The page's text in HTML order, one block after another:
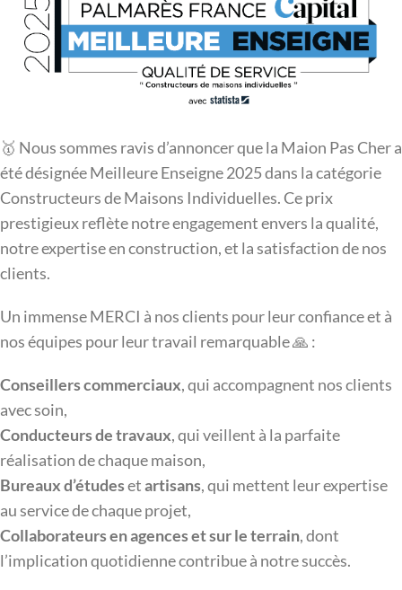
🥇 Nous sommes ravis d’annoncer que la Maion Pas Cher a
été désignée Meilleure Enseigne 2025 dans la catégorie
Constructeurs de Maisons Individuelles. Ce prix
prestigieux reflète notre engagement envers la qualité,
notre expertise en construction, et la satisfaction de nos
clients.
Un immense MERCI à nos clients pour leur confiance et à
nos équipes pour leur travail remarquable 🙏 :
Conseillers commerciaux, qui accompagnent nos clients
avec soin,
Conducteurs de travaux, qui veillent à la parfaite
réalisation de chaque maison,
Bureaux d’étudesetartisans, qui mettent leur expertise
au service de chaque projet,
Collaborateurs en agences et sur le terrain, dont
l’implication quotidienne contribue à notre succès.